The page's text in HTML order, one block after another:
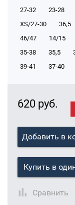
27-32
23-28
XS/27-30
36,5
46/47
14/15
35-38
35,5
39-41
37-40
620 руб.
Добавить в
Купить в
Сравнить